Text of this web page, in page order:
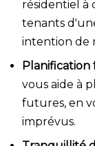
résidentiel à
tenants
intention de
vous aide à
futures, en
imprévus.